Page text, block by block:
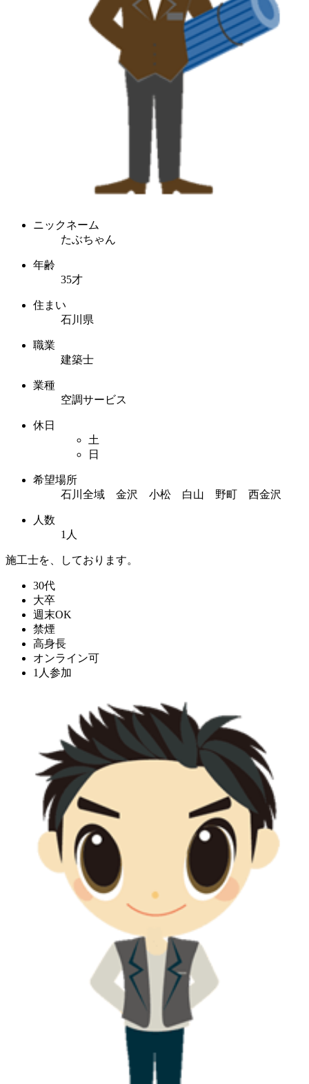
ニックネーム
たぶちゃん
年齢
35才
住まい
石川県
職業
建築士
業種
空調サービス
休日
土
日
希望場所
石川全域 金沢 小松 白山 野町 西金沢
人数
1人
施工士を、しております。
30代
大卒
週末OK
禁煙
高身長
オンライン可
1人参加